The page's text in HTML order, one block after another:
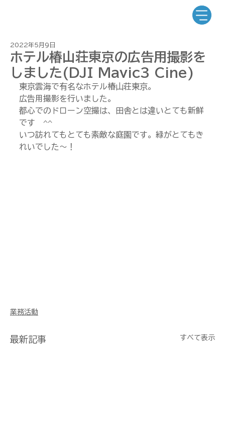
ホテル椿山荘東京の広告用撮影を
しました(DJI Mavic3 Cine)
2022年5月9日
東京雲海で有名なホテル椿山荘東京。
広告用撮影を行いました。
都心でのドローン空撮は、田舎とは違いとても新鮮
です　^^
いつ訪れてもとても素敵な庭園です。緑がとてもき
れいでした～！
業務活動
最新記事 すべて表示